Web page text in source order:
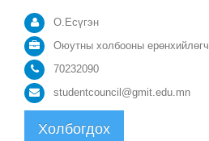
О.Есүгэн
Оюутны холбооны ерөнхийлөгч
70232090
studentcouncil@gmit.edu.mn
Холбогдох